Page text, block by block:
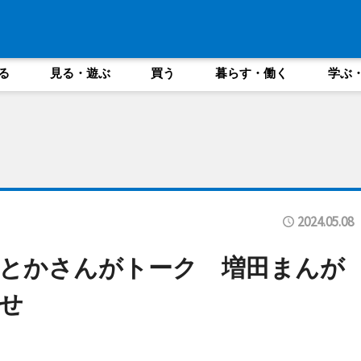
見る・遊ぶ 買う 暮らす・働く 学ぶ
2024.05.08
かさんがトーク 増田まんが